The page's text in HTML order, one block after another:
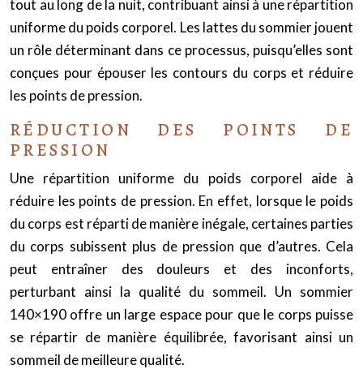
tout au long de la nuit, contribuant ainsi à une répartition
uniforme du poids corporel. Les lattes du sommier jouent
un rôle déterminant dans ce processus, puisqu’elles sont
conçues pour épouser les contours du corps et réduire
les points de pression.
RÉDUCTION DES POINTS DE
PRESSION
Une répartition uniforme du poids corporel aide à
réduire les points de pression. En effet, lorsque le poids
du corps est réparti de manière inégale, certaines parties
du corps subissent plus de pression que d’autres. Cela
peut entraîner des douleurs et des inconforts,
perturbant ainsi la qualité du sommeil. Un sommier
140×190 offre un large espace pour que le corps puisse
se répartir de manière équilibrée, favorisant ainsi un
sommeil de meilleure qualité.